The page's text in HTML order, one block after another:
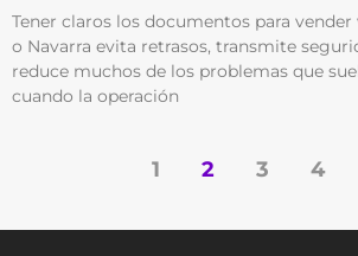
Tener claros los documentos para
o Navarra evita retrasos, transmite
reduce muchos de los problemas que
cuando la operación
1 2 3 4